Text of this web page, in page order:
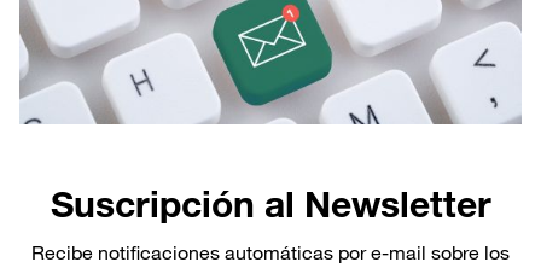
Suscripción al Newsletter
Recibe notificaciones automáticas por e-mail sobre los